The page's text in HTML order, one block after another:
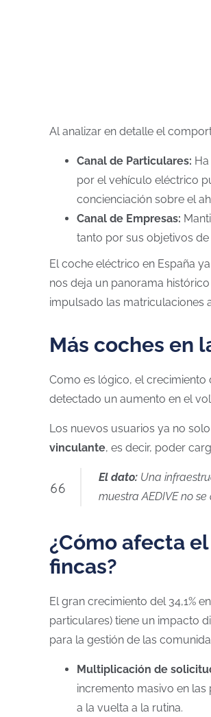
Al analizar en detalle el
Canal de Particulares:
por el vehículo eléctrico
concienciación sobre el
Canal de Empresas:
tanto por sus objetivos de
El coche eléctrico en España
nos deja un panorama
impulsado las matriculaciones
Más coches en
Como es lógico, el
detectado un aumento en el
Los nuevos usuarios ya no
vinculante, es decir, poder
El dato: Una
muestra AEDIVE no
¿Cómo afecta
fincas?
El gran crecimiento del 34,1%
particulares) tiene un impacto
para la gestión de las
Multiplicación de
incremento masivo en
a la vuelta a la rutina.